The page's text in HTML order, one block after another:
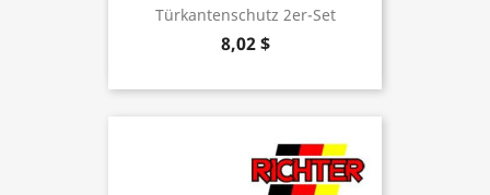
Türkantenschutz 2er-Set
8,02 $